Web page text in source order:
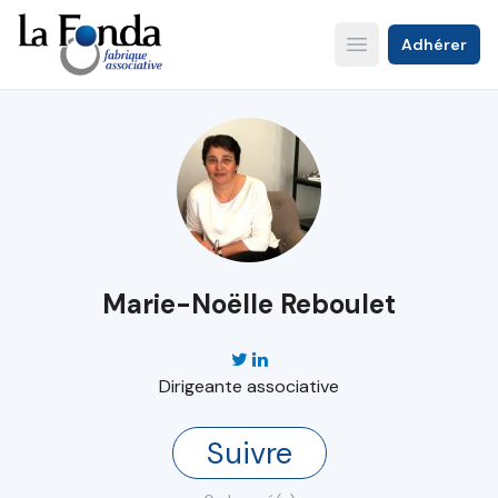
Aller
au
contenu
principal
Open main menu
Adhérer
Marie-Noëlle Reboulet
Dirigeante associative
Suivre